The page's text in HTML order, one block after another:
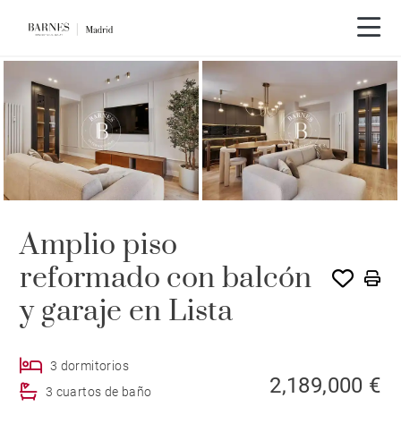
Amplio piso
reformado con balcón
y garaje en Lista
3 dormitorios
3 cuartos de baño
2,189,000 €